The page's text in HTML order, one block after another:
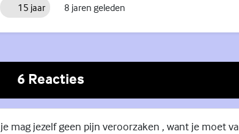
15 jaar 8 jaren geleden
6 Reacties
je mag jezelf geen pijn veroorzaken , want je moet